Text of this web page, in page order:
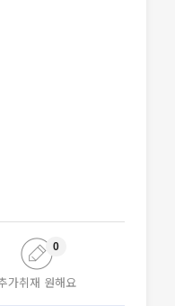
가취재 원해요
0